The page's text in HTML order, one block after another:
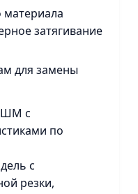
материала
затягивание
для замены
с
по
с
резки,